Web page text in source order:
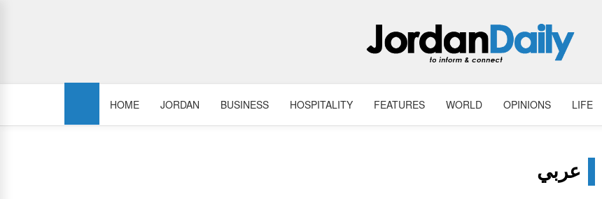
HOME JORDAN BUSINESS HOSPITALITY FEATURES WORLD OPINIONS LIFE
عربي